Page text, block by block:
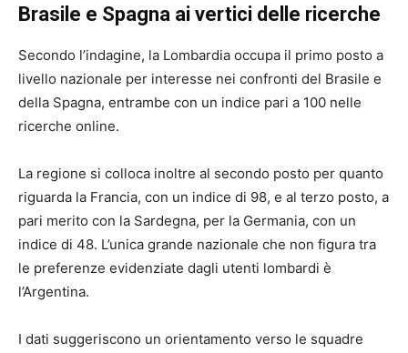
Brasile e Spagna ai vertici delle ricerche
Secondo l’indagine, la Lombardia occupa il primo posto a
livello nazionale per interesse nei confronti del Brasile e
della Spagna, entrambe con un indice pari a 100 nelle
ricerche online.
La regione si colloca inoltre al secondo posto per quanto
riguarda la Francia, con un indice di 98, e al terzo posto, a
pari merito con la Sardegna, per la Germania, con un
indice di 48. L’unica grande nazionale che non figura tra
le preferenze evidenziate dagli utenti lombardi è
l’Argentina.
I dati suggeriscono un orientamento verso le squadre